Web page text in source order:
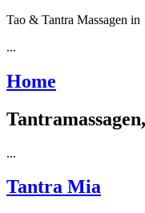
Tao & Tantra Massagen in
...
Home
...
Tantra Mia